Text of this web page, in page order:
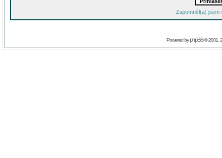
Zapomněl(a) jsem
Powered byphpBB© 2001,